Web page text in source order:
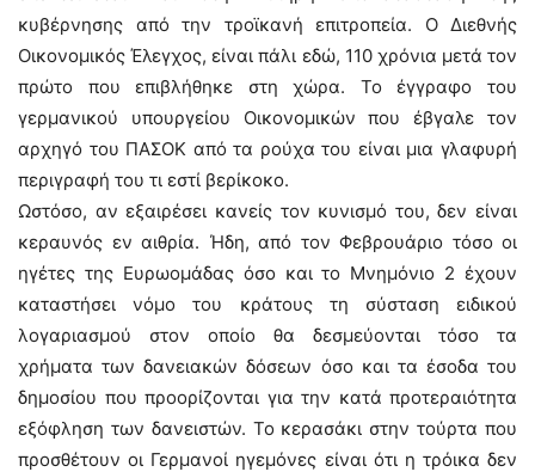
κυβέρνησης από την τροϊκανή επιτροπεία. Ο Διεθνής
Οικονομικός Έλεγχος, είναι πάλι εδώ, 110 χρόνια μετά τον
πρώτο που επιβλήθηκε στη χώρα. Το έγγραφο του
γερμανικού υπουργείου Οικονομικών που έβγαλε τον
αρχηγό του ΠΑΣΟΚ από τα ρούχα του είναι μια γλαφυρή
περιγραφή του τι εστί βερίκοκο.
Ωστόσο, αν εξαιρέσει κανείς τον κυνισμό του, δεν είναι
κεραυνός εν αιθρία. Ήδη, από τον Φεβρουάριο τόσο οι
ηγέτες της Ευρωομάδας όσο και το Μνημόνιο 2 έχουν
καταστήσει νόμο του κράτους τη σύσταση ειδικού
λογαριασμού στον οποίο θα δεσμεύονται τόσο τα
χρήματα των δανειακών δόσεων όσο και τα έσοδα του
δημοσίου που προορίζονται για την κατά προτεραιότητα
εξόφληση των δανειστών. Το κερασάκι στην τούρτα που
προσθέτουν οι Γερμανοί ηγεμόνες είναι ότι η τρόικα δεν